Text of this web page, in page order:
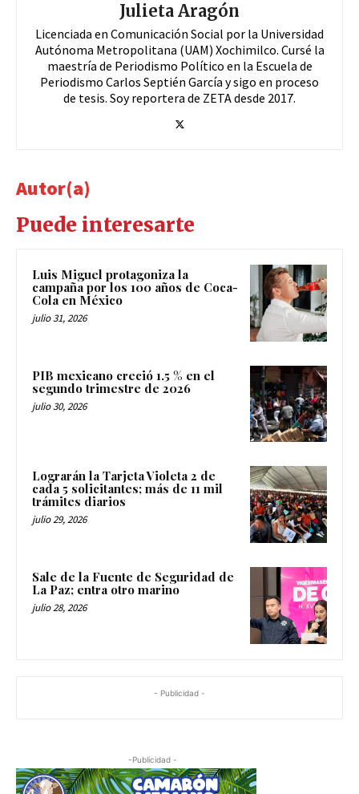
Julieta Aragón
Licenciada en Comunicación Social por la Universidad
Autónoma Metropolitana (UAM) Xochimilco. Cursé la
maestría de Periodismo Político en la Escuela de
Periodismo Carlos Septién García y sigo en proceso
de tesis. Soy reportera de ZETA desde 2017.
Autor(a)
Puede interesarte
Luis Miguel protagoniza la
campaña por los 100 años de Coca-
Cola en México
julio 31, 2026
PIB mexicano creció 1.5 % en el
segundo trimestre de 2026
julio 30, 2026
Lograrán la Tarjeta Violeta 2 de
cada 5 solicitantes; más de 11 mil
trámites diarios
julio 29, 2026
Sale de la Fuente de Seguridad de
La Paz; entra otro marino
julio 28, 2026
- Publicidad -
-Publicidad -